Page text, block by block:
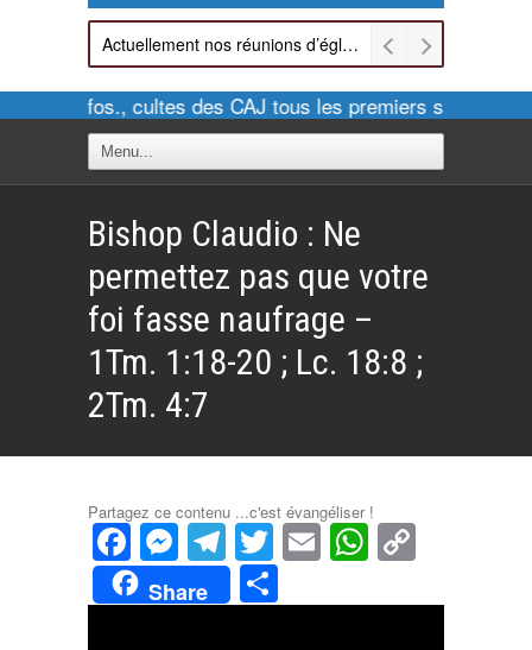
Actuellement nos réunions d’église sont retransmises sur ZOOM les dimanches à 11h et vendredis à 20h00
Pour infos., cultes des CAJ tous les premiers samedis
Bishop Claudio : Ne
permettez pas que votre
foi fasse naufrage –
1Tm. 1:18-20 ; Lc. 18:8 ;
2Tm. 4:7
Partagez ce contenu ...c'est évangéliser !
Facebook
Messenger
Telegram
Twitter
Email
Share